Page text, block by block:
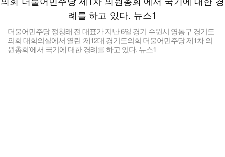
더불어민주당 정청래 전 대표가 지난 6일 경기 수원시 영통구 경기도
의회 대회의실에서 열린 ‘제12대 경기도의회 더불어민주당 제1차 의
원총회’에서 국기에 대한 경례를 하고 있다. 뉴스1